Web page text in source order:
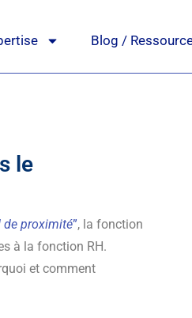
Blog /
le
de proximité”, la fonction
à la fonction RH.
et comment